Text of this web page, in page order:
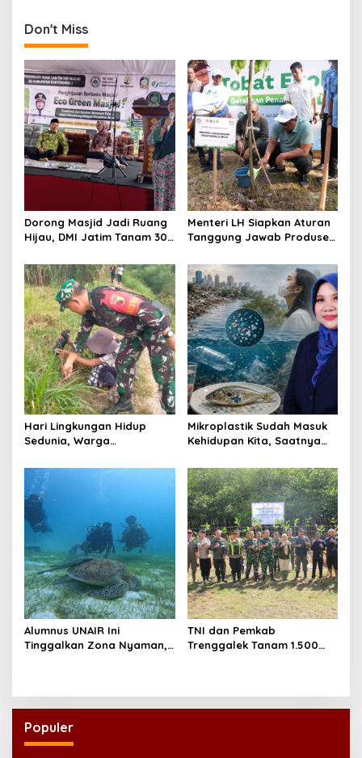
n
a
v
i
g
a
t
o
n
Don't Miss
Dorong Masjid Jadi Ruang
Hijau, DMI Jatim Tanam 300
Menteri LH Siapkan Aturan
Tanggung Jawab Produsen
Hari Lingkungan Hidup
Sedunia, Warga
Pohon untuk Menjaga Masa
Depan
Mikroplastik Sudah Masuk
Kehidupan Kita, Saatnya
Remeh Sampah
Alumnus UNAIR Ini
Tinggalkan Zona Nyaman,
TNI dan Pemkab
Trenggalek Tanam 1.500
Populer